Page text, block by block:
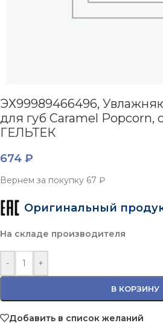
ЭХ99989466496,
для губ Caramel Popcorn,
ГЕЛЬТЕК
674 ₽
Вернем за покупку 67 ₽
Оригинальный
На складе производителя
- +
В КОРЗИНУ
Добавить в список желаний